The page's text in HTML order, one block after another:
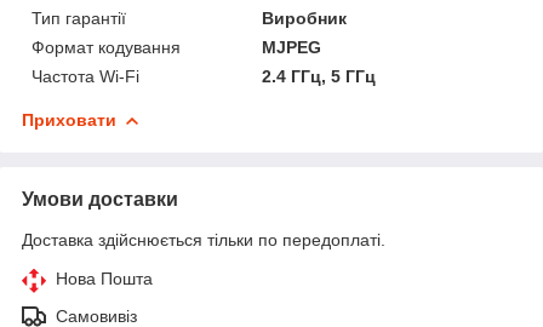
Тип гарантії
Виробник
Формат кодування
MJPEG
Частота Wi-Fi
2.4 ГГц, 5 ГГц
Приховати
Умови доставки
Доставка здійснюється тільки по передоплаті.
Нова Пошта
Самовивіз